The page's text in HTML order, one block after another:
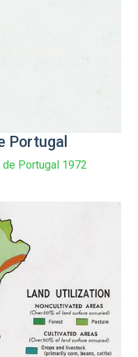
Portugal
Portugal 1972